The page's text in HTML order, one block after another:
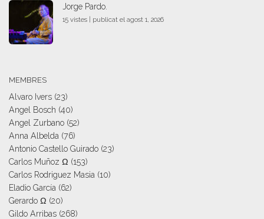
Jorge Pardo.
15 vistes | publicat el agost 1, 2026
MEMBRES
Alvaro Ivers (23)
Angel Bosch (40)
Angel Zurbano (52)
Anna Albelda (76)
Antonio Castello Guirado (23)
Carlos Muñoz Ω (153)
Carlos Rodriguez Masia (10)
Eladio García (62)
Gerardo Ω (20)
Gildo Arribas (268)